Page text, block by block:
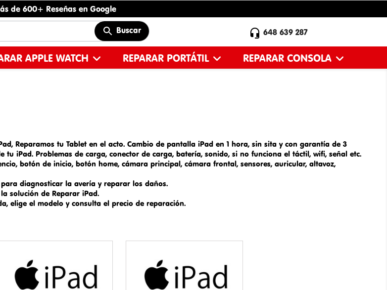
de 600+ Reseñas en Google
Buscar  648 639 287
APPLE WATCH REPARAR PORTÁTIL REPARAR CONSOLA
, Reparamos tu Tablet en el acto. Cambio de pantalla iPad en 1 hora, sin sita y con garantía de 3
tu iPad. Problemas de carga, conector de carga, batería, sonido, si no funciona el táctil, wifi, señal etc.
botón de inicio, botón home, cámara principal, cámara frontal, sensores, auricular, altavoz,
diagnosticar la avería y reparar los daños.
solución de Reparar iPad.
elige el modelo y consulta el precio de reparación.